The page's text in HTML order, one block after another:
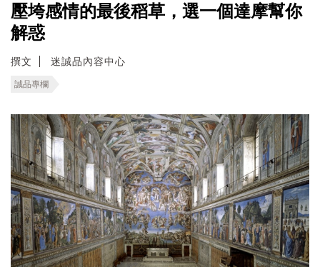
壓垮感情的最後稻草，選一個達摩幫你
解惑
撰文 迷誠品內容中心
誠品專欄